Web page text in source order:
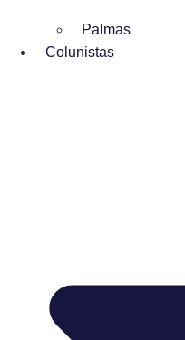
Palmas
Colunistas